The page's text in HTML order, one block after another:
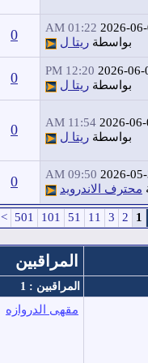
2026-
01:22 AM
بواسطة ريتا ل 0
2026-06-
12:20 PM
بواسطة ريتا ل 0
2026-06-
11:54 AM
بواسطة ريتا ل 0
2026-
09:50 AM
محترف الاندرويد 0
1
2
3
11
51
101
501
>
المراقبين
المراقبين : 1
مقهى الدروازه